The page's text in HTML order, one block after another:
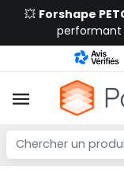
💥 Forshape
performant